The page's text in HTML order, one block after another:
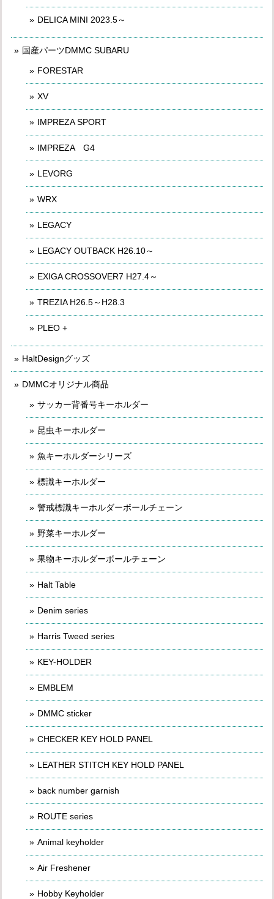
DELICA MINI 2023.5～
国産パーツDMMC SUBARU
FORESTAR
XV
IMPREZA SPORT
IMPREZA G4
LEVORG
WRX
LEGACY
LEGACY OUTBACK H26.10～
EXIGA CROSSOVER7 H27.4～
TREZIA H26.5～H28.3
PLEO +
HaltDesignグッズ
DMMCオリジナル商品
サッカー背番号キーホルダー
昆虫キーホルダー
魚キーホルダーシリーズ
標識キーホルダー
警戒標識キーホルダーボールチェーン
野菜キーホルダー
果物キーホルダーボールチェーン
Halt Table
Denim series
Harris Tweed series
KEY-HOLDER
EMBLEM
DMMC sticker
CHECKER KEY HOLD PANEL
LEATHER STITCH KEY HOLD PANEL
back number garnish
ROUTE series
Animal keyholder
Air Freshener
Hobby Keyholder